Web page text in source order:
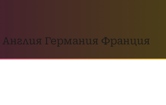
Англия Германия Франция